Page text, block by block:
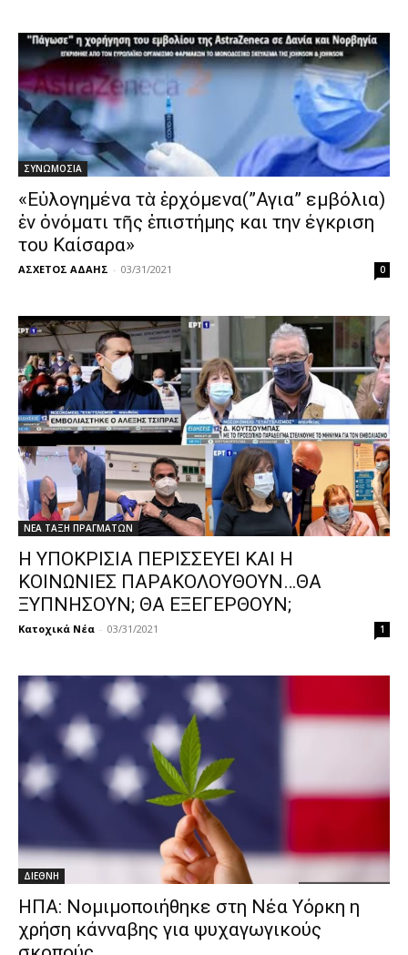
ΣΥΝΩΜΟΣΙΑ
«Εὐλογημένα τὰ ἐρχόμενα(”Αγια” εμβόλια)
ἐν ὀνόματι τῆς ἐπιστήμης και την έγκριση
του Καίσαρα»
ΑΣΧΕΤΟΣ ΑΔΑΗΣ - 03/31/2021 0
ΝΕΑ ΤΑΞΗ ΠΡΑΓΜΑΤΩΝ
Η ΥΠΟΚΡΙΣΙΑ ΠΕΡΙΣΣΕΥΕΙ ΚΑΙ Η
ΚΟΙΝΩΝΙΕΣ ΠΑΡΑΚΟΛΟΥΘΟΥΝ…ΘΑ
ΞΥΠΝΗΣΟΥΝ; ΘΑ ΕΞΕΓΕΡΘΟΥΝ;
Κατοχικά Νέα - 03/31/2021 1
ΔΙΕΘΝΗ
ΗΠΑ: Νομιμοποιήθηκε στη Νέα Υόρκη η
χρήση κάνναβης για ψυχαγωγικούς